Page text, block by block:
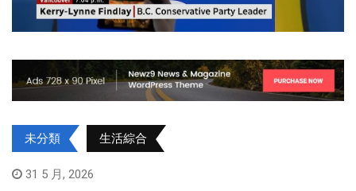
未分類 生活綜合
31 5 月, 2026